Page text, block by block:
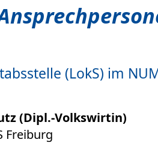
(LokS) im
(Dipl.-Volkswirtin)
Freiburg